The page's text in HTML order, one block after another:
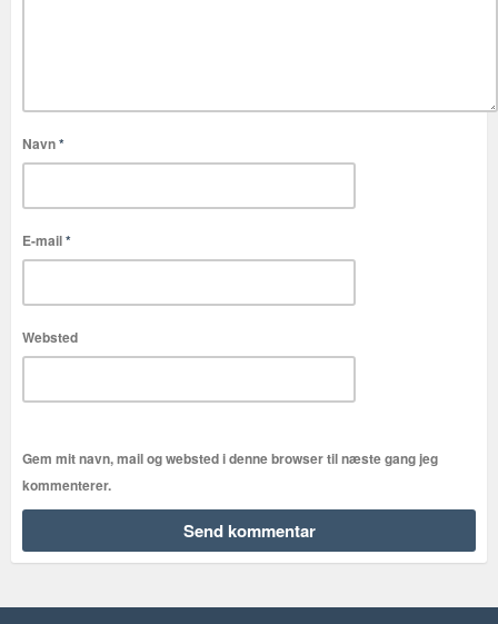
Navn*
E-mail*
Websted
Gem mit navn, mail og websted i denne browser til næste gang jeg
kommenterer.